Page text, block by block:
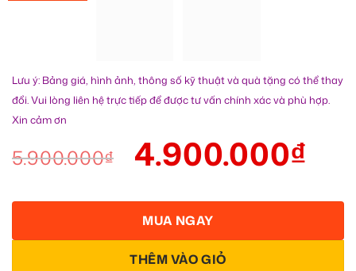
Lưu ý: Bảng giá, hình ảnh, thông số kỹ thuật và quà tặng có thể thay
đổi. Vui lòng liên hệ trực tiếp để được tư vấn chính xác và phù hợp.
Xin cảm ơn
5.900.000₫ 4.900.000₫
THÊM VÀO GIỎ
MUA NGAY